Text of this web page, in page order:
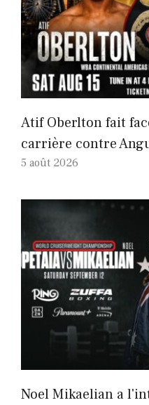
Atif Oberlton fait
carrière contre
5 août 2026
Noel Mikaelian a